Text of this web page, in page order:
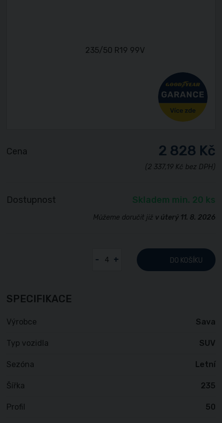
Cena 2 828 Kč
(2 337,19 Kč bez DPH)
Dostupnost Skladem min. 20 ks
Můžeme doručit již v úterý 11. 8. 2026
- + DO KOŠÍKU
SPECIFIKACE
Výrobce Sava
Typ vozidla SUV
Sezóna Letní
Šířka 235
Profil 50